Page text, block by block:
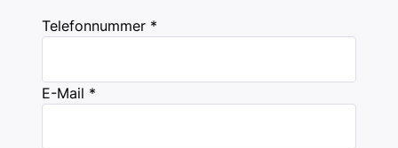
Telefonnummer *
E-Mail *